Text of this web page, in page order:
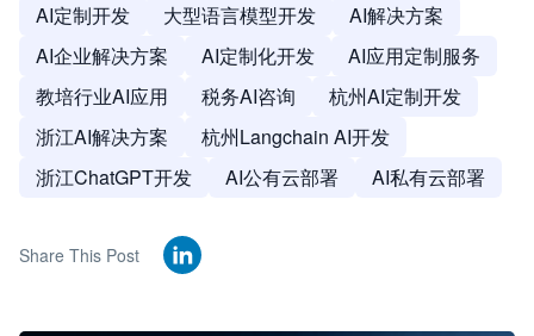
AI定制开发 大型语言模型开发
AI解决方案
AI企业解决方案
AI定制化开发
AI应用定制服务
教培行业AI应用
税务AI咨询
杭州AI定制开发
浙江AI解决方案
杭州Langchain AI开发
浙江ChatGPT开发
AI公有云部署 AI私有云部署
Share This Post